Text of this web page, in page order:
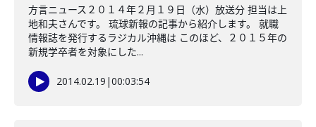
方言ニュース２０１４年２月１９日（水）放送分 担当は上
地和夫さんです。 琉球新報の記事から紹介します。 就職
情報誌を発行するラジカル沖縄は このほど、２０１５年の
新規学卒者を対象にした...
2014.02.19 |00:03:54